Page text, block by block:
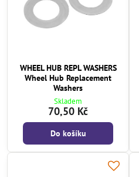
WHEEL HUB REPL WASHERS
Wheel Hub Replacement
Washers
Skladem
70,50 Kč
Do košíku